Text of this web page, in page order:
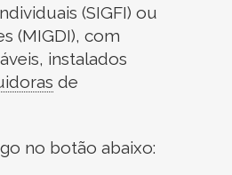
(SIGFI) ou
(MIGDI), com
instalados
de
no botão abaixo: